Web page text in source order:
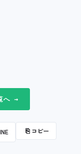
へ →
⎘ コピー